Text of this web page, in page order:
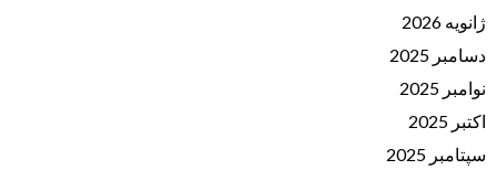
ژانویه 2026
دسامبر 2025
نوامبر 2025
اکتبر 2025
سپتامبر 2025